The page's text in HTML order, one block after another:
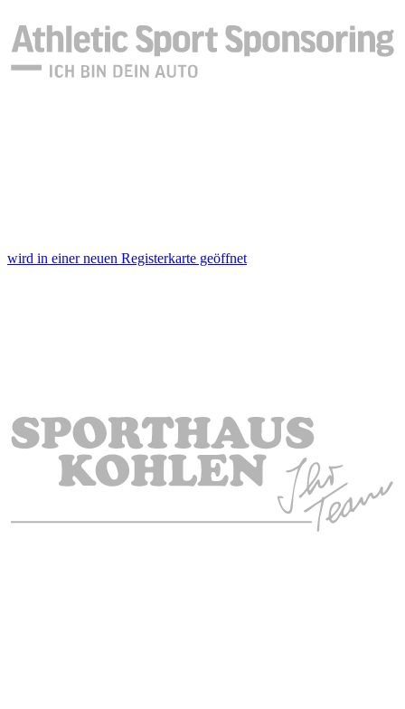
wird in einer neuen Registerkarte geöffnet